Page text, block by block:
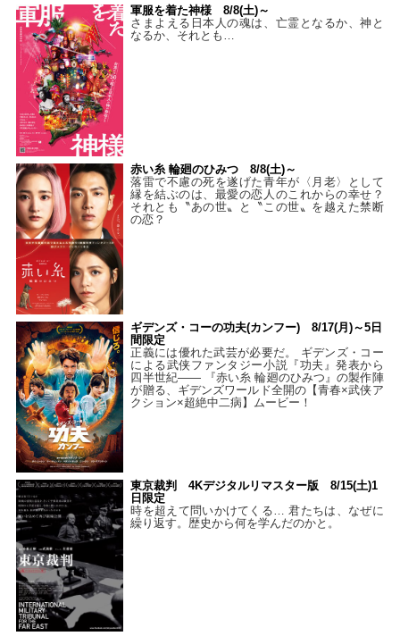
軍服を着た神様 8/8(土)～
さまよえる日本人の魂は、亡霊となるか、神と
なるか、それとも…
赤い糸 輪廻のひみつ 8/8(土)～
落雷で不慮の死を遂げた青年が〈月老〉として
縁を結ぶのは、最愛の恋人のこれからの幸せ？
それとも〝あの世〟と〝この世〟を越えた禁断
の恋？
ギデンズ・コーの功夫(カンフー) 8/17(月)～5日
間限定
正義には優れた武芸が必要だ。 ギデンズ・コー
による武侠ファンタジー小説『功夫』発表から
四半世紀―― 『赤い糸 輪廻のひみつ』の製作陣
が贈る、ギデンズワールド全開の【青春×武侠ア
クション×超絶中二病】ムービー！
東京裁判 4Kデジタルリマスター版 8/15(土)1
日限定
時を超えて問いかけてくる… 君たちは、なぜに
繰り返す。歴史から何を学んだのかと。